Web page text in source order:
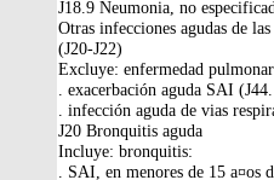
J18.9 Neumonia, no
Otras infecciones agudas de
(J20-J22)
Excluye: enfermedad
. exacerbación aguda SAI
. infección aguda de vias
J20 Bronquitis aguda
Incluye: bronquitis:
. SAI, en menores de 15 a¤os